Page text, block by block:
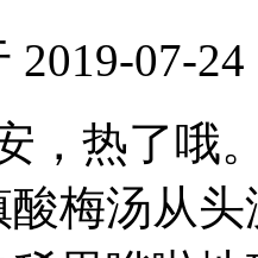
2019-07-24
，热了哦
梅汤从